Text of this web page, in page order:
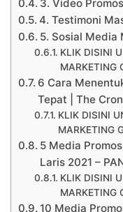
3. Video
4. Testimoni
5. Sosial Media
KLIK DISINI
MARKETING
6 Cara
Tepat | The
KLIK DISINI
MARKETING
5 Media
Laris 2021 –
KLIK DISINI
MARKETING
10 Media